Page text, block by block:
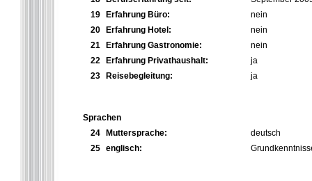
19
Erfahrung Büro:
nein
20
Erfahrung Hotel:
nein
21
Erfahrung Gastronomie:
nein
22
Erfahrung Privathaushalt:
ja
23
Reisebegleitung: ja
Sprachen
24
Muttersprache:
deutsch
25 englisch: